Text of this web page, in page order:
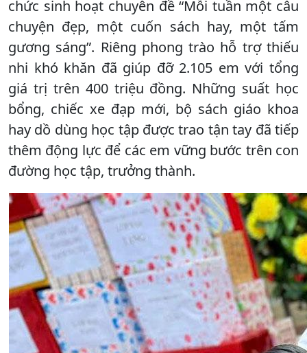
chức sinh hoạt chuyên đề “Mỗi tuần một câu
chuyện đẹp, một cuốn sách hay, một tấm
gương sáng”. Riêng phong trào hỗ trợ thiếu
nhi khó khăn đã giúp đỡ 2.105 em với tổng
giá trị trên 400 triệu đồng. Những suất học
bổng, chiếc xe đạp mới, bộ sách giáo khoa
hay dồ dùng học tập được trao tận tay đã tiếp
thêm động lực để các em vững bước trên con
đường học tập, trưởng thành.